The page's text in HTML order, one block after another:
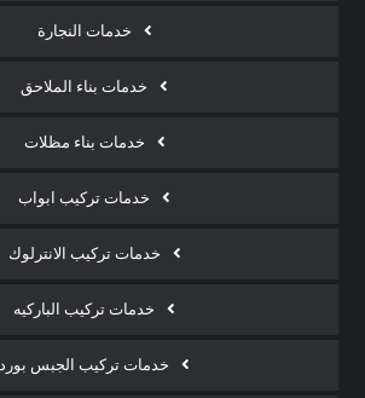
خدمات النجارة
خدمات بناء الملاحق
خدمات بناء مظلات
خدمات تركيب ابواب
خدمات تركيب الانترلوك
خدمات تركيب الباركيه
خدمات تركيب الجبس بورد